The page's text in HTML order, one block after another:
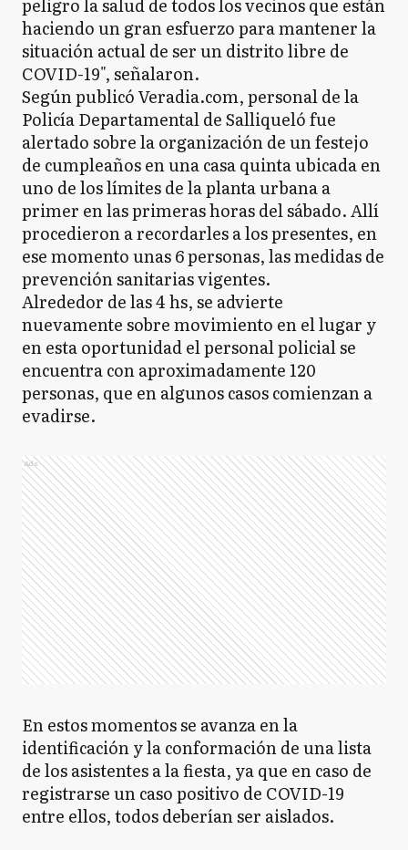
peligro la salud de todos los vecinos que están
haciendo un gran esfuerzo para mantener la
situación actual de ser un distrito libre de
COVID-19", señalaron.
Según publicó Veradia.com, personal de la
Policía Departamental de Salliqueló fue
alertado sobre la organización de un festejo
de cumpleaños en una casa quinta ubicada en
uno de los límites de la planta urbana a
primer en las primeras horas del sábado. Allí
procedieron a recordarles a los presentes, en
ese momento unas 6 personas, las medidas de
prevención sanitarias vigentes.
Alrededor de las 4 hs, se advierte
nuevamente sobre movimiento en el lugar y
en esta oportunidad el personal policial se
encuentra con aproximadamente 120
personas, que en algunos casos comienzan a
evadirse.
Ads
En estos momentos se avanza en la
identificación y la conformación de una lista
de los asistentes a la fiesta, ya que en caso de
registrarse un caso positivo de COVID-19
entre ellos, todos deberían ser aislados.